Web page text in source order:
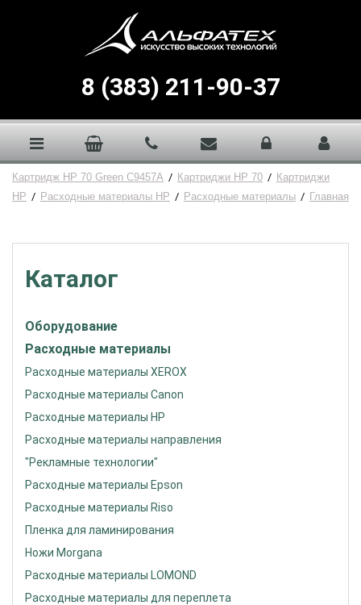
8 (383) 211-90-37
Картридж HP 70 Green C9457A / Картриджи HP 70 / Картриджи
HP / Расходные материалы HP / Расходные материалы / Главная
Каталог
Оборудование
Расходные материалы
Расходные материалы XEROX
Расходные материалы Canon
Расходные материалы HP
Расходные материалы направления
"Рекламные технологии"
Расходные материалы Epson
Расходные материалы Riso
Пленка для ламинирования
Ножи Morgana
Расходные материалы LOMOND
Расходные материалы для переплета